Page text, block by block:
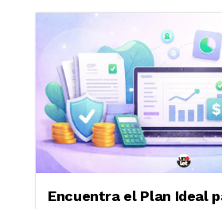
Encuentra el Plan Ideal